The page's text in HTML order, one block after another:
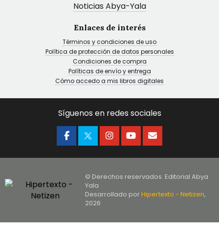
Noticias Abya-Yala
Enlaces de interés
Términos y condiciones de uso
Política de protección de datos personales
Condiciones de compra
Políticas de envío y entrega
Cómo accedo a mis libros digitales
Síguenos en redes sociales
© Derechos reservados. Editorial Abya
Yala
Desarrollado porHipertexto - Netizen,
2026